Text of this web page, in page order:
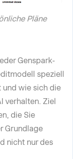
Pläne
Genspark-
speziell
wie sich die
verhalten. Ziel
die Sie
Grundlage
nicht nur des